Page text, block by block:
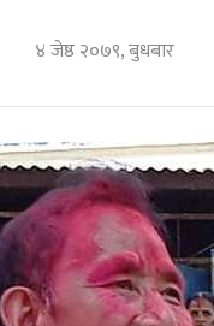
४ जेष्ठ २०७९, बुधबार